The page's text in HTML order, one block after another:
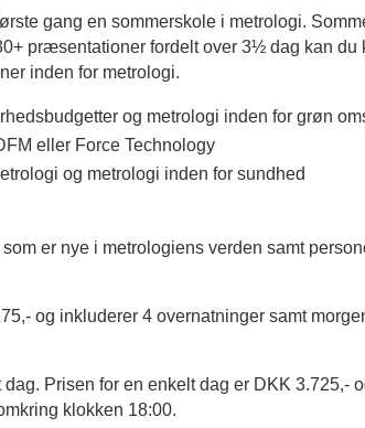
gang en sommerskole i metrologi.
præsentationer fordelt over 3½ dag kan du
inden for metrologi.
og metrologi inden for grøn
eller Force Technology
og metrologi inden for sundhed
er nye i metrologiens verden samt
og inkluderer 4 overnatninger samt
Prisen for en enkelt dag er DKK 3.725,-
klokken 18:00.